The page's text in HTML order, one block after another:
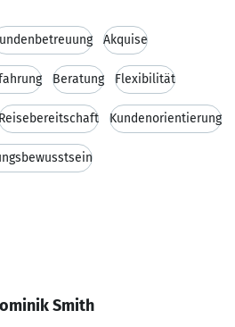
Akquise
Beratung Flexibilität
Kundenorientierung
Smith